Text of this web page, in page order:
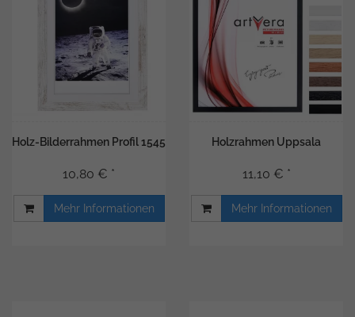
Holz-Bilderrahmen Profil 1545
10,80 € *
Mehr Informationen
Holzrahmen Uppsala
11,10 € *
Mehr Informationen